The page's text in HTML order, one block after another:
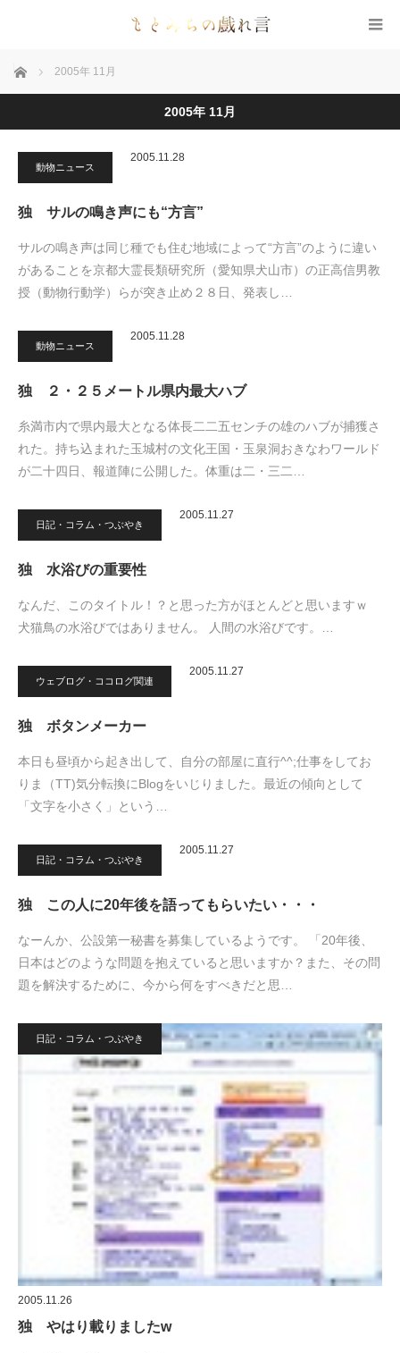
ホーム 2005年 11月
2005年 11月
動物ニュース
2005.11.28
独 サルの鳴き声にも“方言”
サルの鳴き声は同じ種でも住む地域によって“方言”のように違い
があることを京都大霊長類研究所（愛知県犬山市）の正高信男教
授（動物行動学）らが突き止め２８日、発表し…
動物ニュース
2005.11.28
独 ２・２５メートル県内最大ハブ
糸満市内で県内最大となる体長二二五センチの雄のハブが捕獲さ
れた。持ち込まれた玉城村の文化王国・玉泉洞おきなわワールド
が二十四日、報道陣に公開した。体重は二・三二…
日記・コラム・つぶやき
2005.11.27
独 水浴びの重要性
なんだ、このタイトル！？と思った方がほとんどと思いますｗ
犬猫鳥の水浴びではありません。 人間の水浴びです。…
ウェブログ・ココログ関連
2005.11.27
独 ボタンメーカー
本日も昼頃から起き出して、自分の部屋に直行^^;仕事をしてお
りま（TT)気分転換にBlogをいじりました。最近の傾向として
「文字を小さく」という…
日記・コラム・つぶやき
2005.11.27
独 この人に20年後を語ってもらいたい・・・
なーんか、公設第一秘書を募集しているようです。 「20年後、
日本はどのような問題を抱えていると思いますか？また、その問
題を解決するために、今から何をすべきだと思…
日記・コラム・つぶやき
2005.11.26
独 やはり載りましたw